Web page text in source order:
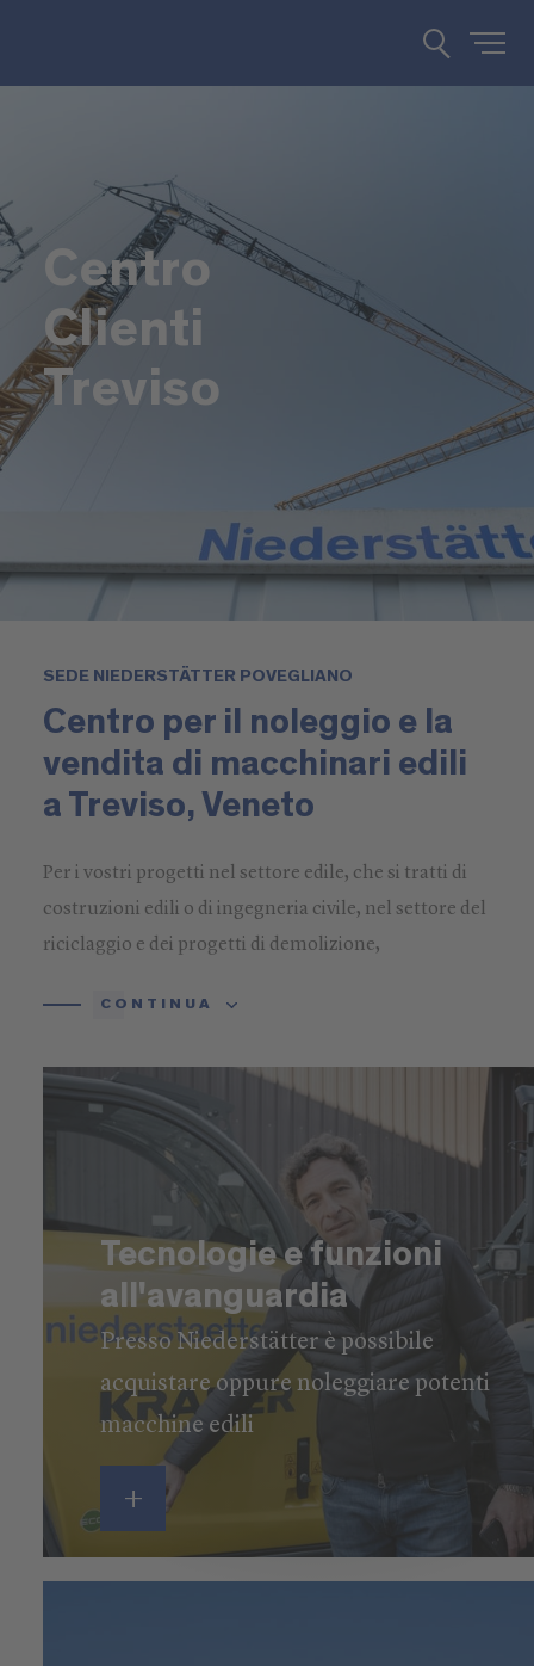
Centro
Clienti
Treviso
SEDE NIEDERSTÄTTER POVEGLIANO
Centro per il noleggio e la
vendita di macchinari edili
a Treviso, Veneto
Per i vostri progetti nel settore edile, che si tratti di
costruzioni edili o di ingegneria civile, nel settore del
riciclaggio e dei progetti di demolizione,
garantiscono un lavoro ottimale con la macchina e
un utilizzo al cento per cento delle sue capacità.
CONTINUA
Tecnologie e funzioni
all'avanguardia
Presso Niederstätter è possibile
acquistare oppure noleggiare potenti
macchine edili